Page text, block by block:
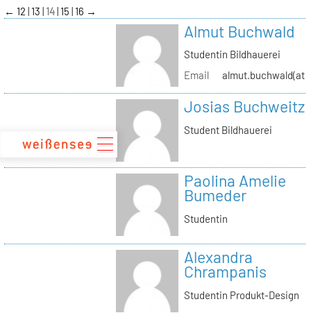
zum
Inhalt
← 12 13 14 15 16 →
Almut Buchwald
Studentin Bildhauerei
Email
Josias Buchweitz
Student Bildhauerei
Paolina Amelie
Bumeder
Studentin
Alexandra
Chrampanis
Studentin Produkt-Design